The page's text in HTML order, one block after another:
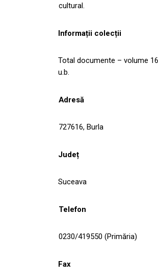
cultural.
Informații colecții
Total documente – volume
u.b.
Adresă
727616, Burla
Județ
Suceava
Telefon
0230/419550 (Primăria)
Fax